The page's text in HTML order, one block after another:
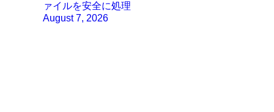
ァイルを安全に処理
August 7, 2026